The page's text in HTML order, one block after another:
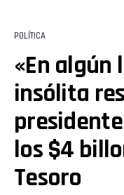
POLÍTICA
«En algún
insólita
los $4
Tesoro